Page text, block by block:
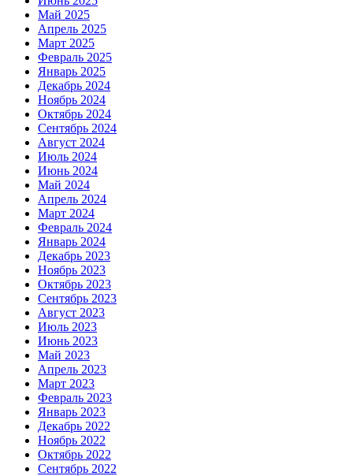
Май 2025
Апрель 2025
Март 2025
Февраль 2025
Январь 2025
Декабрь 2024
Ноябрь 2024
Октябрь 2024
Сентябрь 2024
Август 2024
Июль 2024
Июнь 2024
Май 2024
Апрель 2024
Март 2024
Февраль 2024
Январь 2024
Декабрь 2023
Ноябрь 2023
Октябрь 2023
Сентябрь 2023
Август 2023
Июль 2023
Июнь 2023
Май 2023
Апрель 2023
Март 2023
Февраль 2023
Январь 2023
Декабрь 2022
Ноябрь 2022
Октябрь 2022
Сентябрь 2022